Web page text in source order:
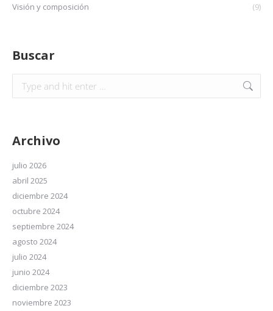
Visión y composición
(9)
Buscar
Archivo
julio 2026
abril 2025
diciembre 2024
octubre 2024
septiembre 2024
agosto 2024
julio 2024
junio 2024
diciembre 2023
noviembre 2023